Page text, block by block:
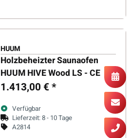
HUUM
Holzbeheizter Saunaofen
HUUM HIVE Wood LS - CE
1.413,00 €*
Verfügbar
Lieferzeit:8 - 10 Tage
A2814